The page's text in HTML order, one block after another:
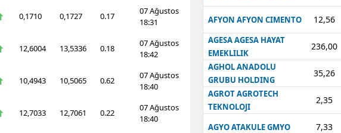
0,1710 0,1727 0.17
07 Ağustos
18:31
12,6004 13,5336 0.18
07 Ağustos
18:42
10,4943 10,5065 0.62
07 Ağustos
18:40
12,7033 12,7061 0.22
07 Ağustos
18:40
AFYON AFYON CIMENTO 12,56
AGESA AGESA HAYAT
EMEKLILIK
236,00
AGHOL ANADOLU
GRUBU HOLDING
35,26
AGROT AGROTECH
TEKNOLOJI
2,35
AGYO ATAKULE GMYO 7,33